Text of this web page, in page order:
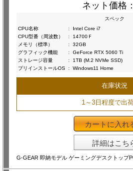
ネット価格：
スペック
CPU名称
:
Intel Core i7
CPU型番（周波数）
:
14700Ｆ
メモリ（標準）
:
32GB
グラフィック機能
:
GeForce RTX 5060 Ti
ストレージ容量
:
1TB (M.2 NVMe SSD)
プリインストールOS : Windows11 Home
在庫状況
1～3日程度で出
カートに入れ
詳細はこち
G-GEAR 即納モデル ゲーミングデスクトップ